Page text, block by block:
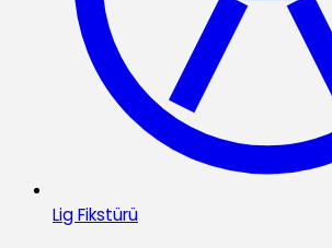
Lig Fikstürü